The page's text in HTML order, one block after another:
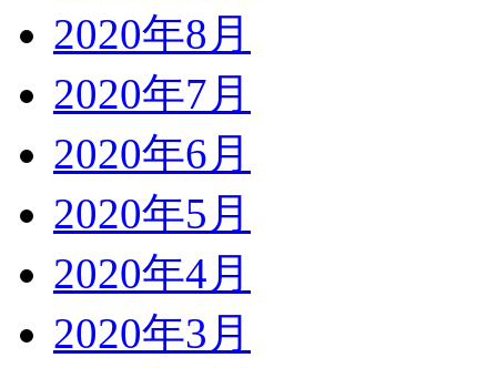
2020年8月
2020年7月
2020年6月
2020年5月
2020年4月
2020年3月